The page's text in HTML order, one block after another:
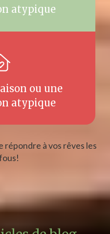
atypique
ou une
atypique
répondre à vos rêves les